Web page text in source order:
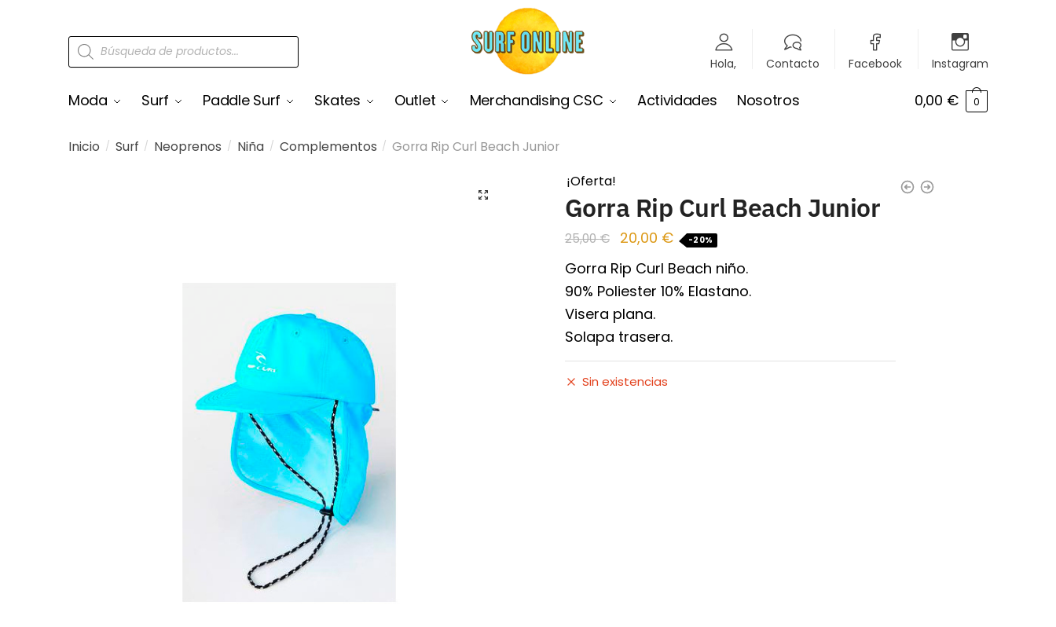
Hola, Contacto Facebook Instagram
Moda Surf Paddle Surf Skates Outlet Merchandising CSC Actividades Nosotros 0,00 € 0
Inicio / Surf / Neoprenos / Niña / Complementos / Gorra Rip Curl Beach Junior
🔍
¡Oferta!
Gorra Rip Curl Beach Junior
25,00€ 20,00 € -20%
Gorra Rip Curl Beach niño.
90% Poliester 10% Elastano.
Visera plana.
Solapa trasera.
Sin existencias